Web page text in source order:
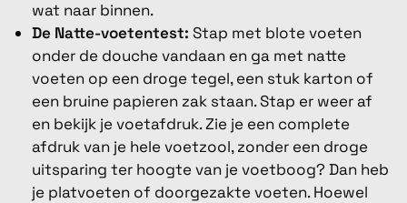
wat naar binnen.
De Natte-voetentest: Stap met blote voeten
onder de douche vandaan en ga met natte
voeten op een droge tegel, een stuk karton of
een bruine papieren zak staan. Stap er weer af
en bekijk je voetafdruk. Zie je een complete
afdruk van je hele voetzool, zonder een droge
uitsparing ter hoogte van je voetboog? Dan heb
je platvoeten of doorgezakte voeten. Hoewel